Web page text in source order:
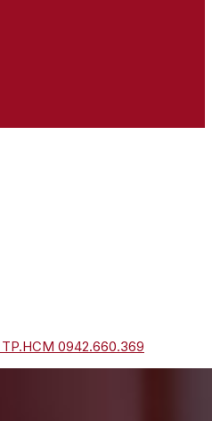
TP.HCM 0942.660.369